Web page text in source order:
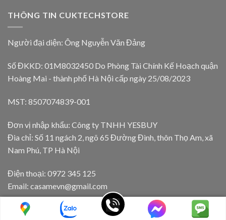
THÔNG TIN CUKTECHSTORE
Người đại diện: Ông Nguyễn Văn Đảng
Số ĐKKD: 01M8032450 Do Phòng Tài Chính Kế Hoạch quận
Hoàng Mai - thành phố Hà Nội cấp ngày 25/08/2023
MST: 8507074839-001
Đơn vị nhập khẩu: Công ty TNHH YESBUY
Đia chỉ: Số 11 ngách 2, ngõ 65 Đường Đình, thôn Thọ Am, xã
Nam Phú, TP Hà Nội
Điện thoại: 0972 345 125
Email: casamevn@gmail.com